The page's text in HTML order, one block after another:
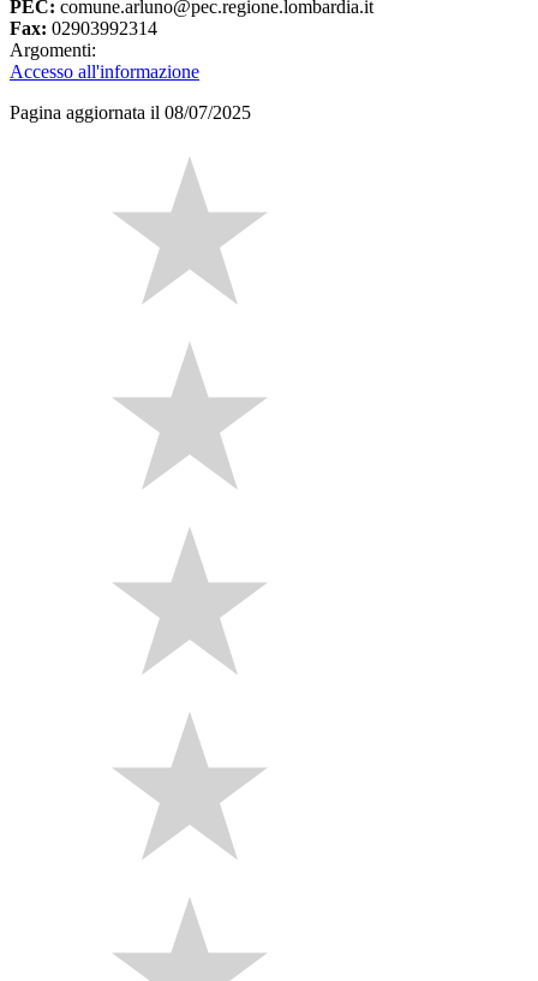
PEC: comune.arluno@pec.regione.lombardia.it
Fax: 02903992314
Argomenti:
Accesso all'informazione
Pagina aggiornata il 08/07/2025